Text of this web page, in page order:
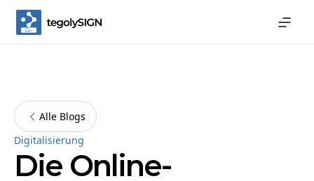
Alle Blogs
Digitalisierung
Die Online-